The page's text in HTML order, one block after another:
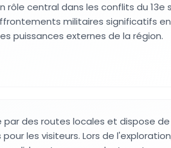
rôle central dans les conflits du 13e
militaires significatifs
puissances externes de la région.
par des routes locales et dispose de
les visiteurs. Lors de